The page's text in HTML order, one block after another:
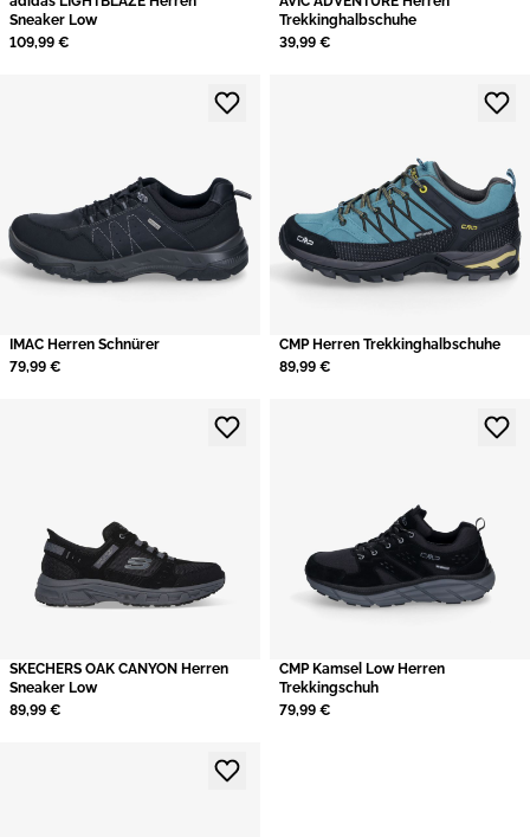
Sneaker Low
109,99 €
Trekkinghalbschuhe
39,99 €
IMAC Herren Schnürer
79,99 €
CMP Herren Trekkinghalbschuhe
89,99 €
​SKECHERS OAK CANYON Herren
Sneaker Low
89,99 €
​CMP Kamsel Low Herren
Trekkingschuh
79,99 €